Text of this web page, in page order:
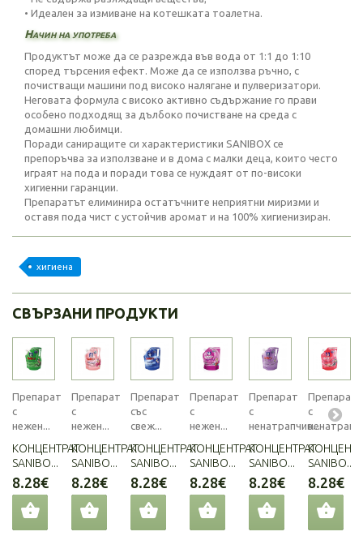
• Идеален за измиване на котешката тоалетна.
Начин на употреба
Продуктът може да се разрежда във вода от 1:1 до 1:10
според търсения ефект. Може да се използва ръчно, с
почистващи машини под високо налягане и пулверизатори.
Неговата формула с високо активно съдържание го прави
особено подходящ за дълбоко почистване на среда с
домашни любимци.
Поради саниращите си характеристики SANIBOX се
препоръчва за използване и в дома с малки деца, които често
играят на пода и поради това се нуждаят от по-високи
хигиенни гаранции.
Препаратът елиминира остатъчните неприятни миризми и
оставя пода чист с устойчив аромат и на 100% хигиенизиран.
хигиена
СВЪРЗАНИ ПРОДУКТИ
Препарат
с
нежен...
КОНЦЕНТРАТ
SANIBO...
8.28€
Препарат
с
нежен...
КОНЦЕНТРАТ
SANIBO...
8.28€
Препарат
със
свеж...
КОНЦЕНТРАТ
SANIBO...
8.28€
Препарат
с
нежен...
КОНЦЕНТРАТ
SANIBO...
8.28€
Препарат
с
ненатрапчив...
КОНЦЕНТРАТ
SANIBO...
8.28€
Препарат
с
SANIBO...
8.28€